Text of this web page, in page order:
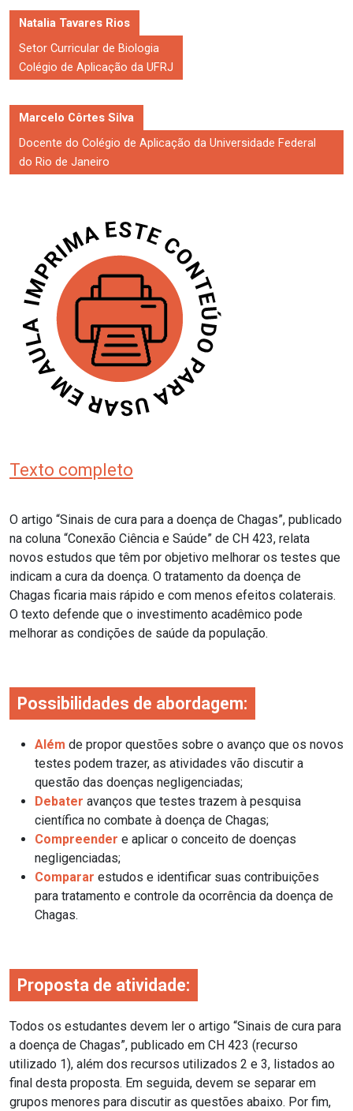
Natalia Tavares Rios
Setor Curricular de Biologia
Colégio de Aplicação da UFRJ
Marcelo Côrtes Silva
Docente do Colégio de Aplicação da Universidade Federal
do Rio de Janeiro
Texto completo
O artigo “Sinais de cura para a doença de Chagas”, publicado
na coluna “Conexão Ciência e Saúde” de CH 423, relata
novos estudos que têm por objetivo melhorar os testes que
indicam a cura da doença. O tratamento da doença de
Chagas ficaria mais rápido e com menos efeitos colaterais.
O texto defende que o investimento acadêmico pode
melhorar as condições de saúde da população.
Possibilidades de abordagem:
Além de propor questões sobre o avanço que os novos
testes podem trazer, as atividades vão discutir a
questão das doenças negligenciadas;
Debater avanços que testes trazem à pesquisa
científica no combate à doença de Chagas;
Compreender e aplicar o conceito de doenças
negligenciadas;
Comparar estudos e identificar suas contribuições
para tratamento e controle da ocorrência da doença de
Chagas.
Proposta de atividade:
Todos os estudantes devem ler o artigo “Sinais de cura para
a doença de Chagas”, publicado em CH 423 (recurso
utilizado 1), além dos recursos utilizados 2 e 3, listados ao
final desta proposta. Em seguida, devem se separar em
grupos menores para discutir as questões abaixo. Por fim,